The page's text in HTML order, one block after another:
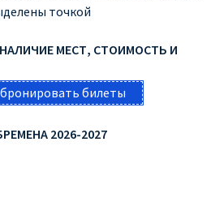
точкой
МЕСТ, СТОИМОСТЬ И
билеты
2026-2027